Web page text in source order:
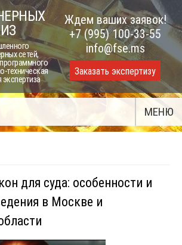
сетей,
техническая
Ждем ваших заявок!
+7 (995) 100-33-55
info@fse.ms
Заказать экспертизу
МЕНЮ
для суда: особенности и
в Москве и